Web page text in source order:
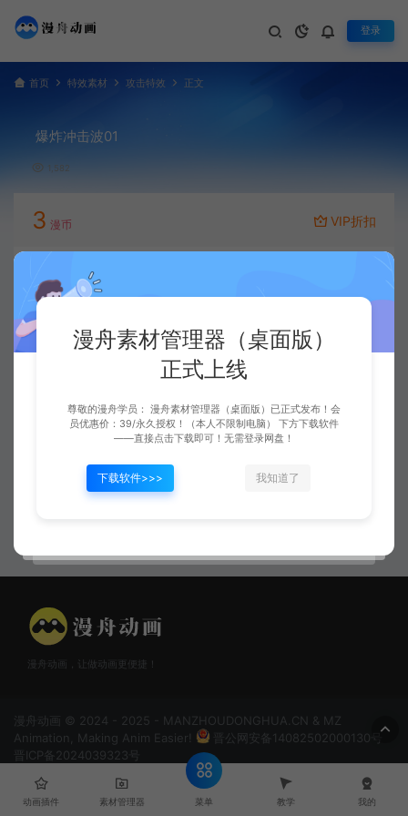
登录
首页 特效素材 攻击特效 正文
爆炸冲击波01
1,582
3 漫币 VIP折扣
立即下载
漫舟动画，让做动画更便捷！
漫舟动画 © 2024 - 2025 - MANZHOUDONGHUA.CN & MZ
Animation, Making Anim Easier!
晋公网安备14082502000130号
晋ICP备2024039323号
动画插件 素材管理器 菜单 教学 我的
漫舟素材管理器（桌面版）
正式上线
尊敬的漫舟学员： 漫舟素材管理器（桌面版）已正式发布！会
员优惠价：39/永久授权！（本人不限制电脑） 下方下载软件
——直接点击下载即可！无需登录网盘！
下载软件>>> 我知道了